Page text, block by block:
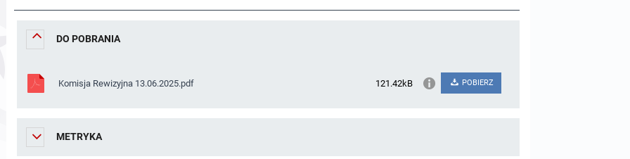
DO POBRANIA
Komisja Rewizyjna 13.06.2025.pdf 121.42kB POBIERZ
METRYKA